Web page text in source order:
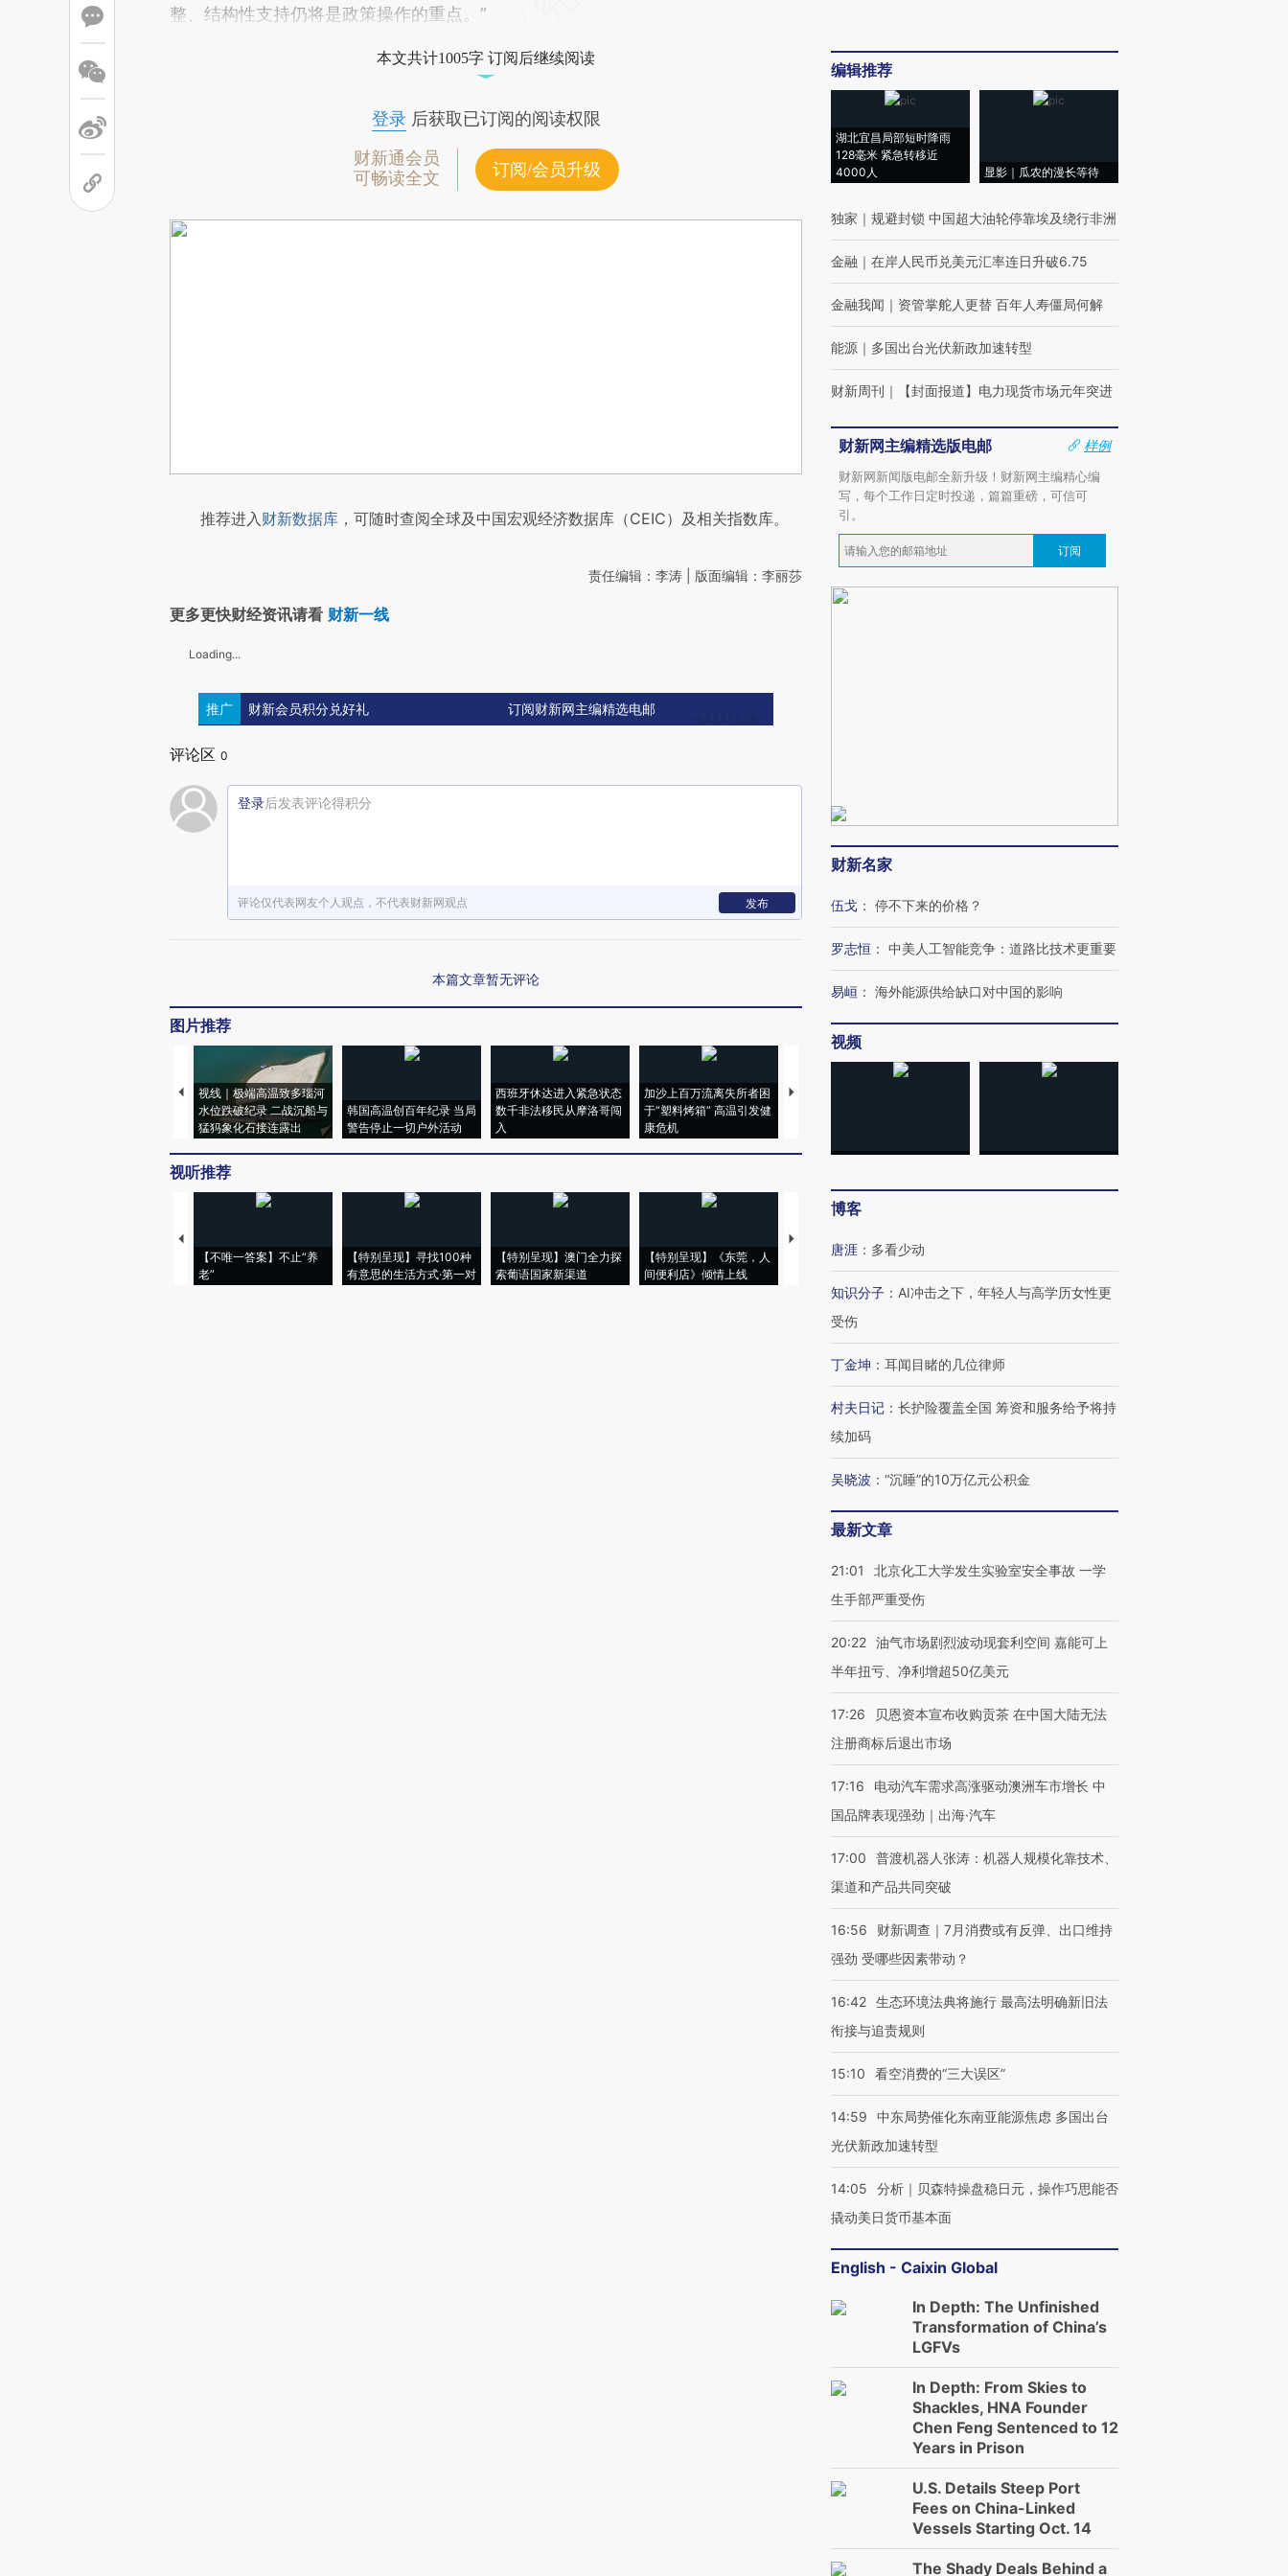
整、结构性支持仍将是政策操作的重点。”
本文共计1005字 订阅后继续阅读
登录后获取已订阅的阅读权限
财新通会员
可畅读全文
订阅/会员升级
推荐进入财新数据库 ，可随时查阅全球及中国宏观经济数据库（CEIC）及相关指数库。
责任编辑：李涛 | 版面编辑：李丽莎
更多更快财经资讯请看 财新一线
Loading...
推广 财新会员积分兑好礼 订阅财新网主编精选电邮
评论区 0
登录后发表评论得积分
评论仅代表网友个人观点，不代表财新网观点 发布
本篇文章暂无评论
图片推荐
视线｜极端高温致多瑙河
水位跌破纪录 二战沉船与
猛犸象化石接连露出
韩国高温创百年纪录 当局
警告停止一切户外活动
西班牙休达进入紧急状态
数千非法移民从摩洛哥闯
入
加沙上百万流离失所者困
于“塑料烤箱” 高温引发健
康危机
视线｜HYROX的吸金
视听推荐
【不唯一答案】不止“养
老”
【特别呈现】寻找100种
有意思的生活方式·第一对
【特别呈现】澳门全力探
索葡语国家新渠道
【特别呈现】《东莞，人
间便利店》倾情上线
【推广】走进第四届链博
会，让数智科技“链”接产
有意思的生活方式·第三对
住三大增长引擎是什么？
编辑推荐
湖北宜昌局部短时降雨
128毫米 紧急转移近
4000人
显影｜瓜农的漫长等待
独家 ｜ 规避封锁 中国超大油轮停靠埃及绕行非洲
金融 ｜ 在岸人民币兑美元汇率连日升破6.75
金融我闻 ｜ 资管掌舵人更替 百年人寿僵局何解
能源 ｜ 多国出台光伏新政加速转型
财新周刊 ｜ 【封面报道】电力现货市场元年突进
财新网主编精选版电邮
样例
财新网新闻版电邮全新升级！财新网主编精心编
写，每个工作日定时投递，篇篇重磅，可信可
引。
订阅
财新名家
伍戈 ： 停不下来的价格？
罗志恒 ： 中美人工智能竞争：道路比技术更重要
易峘 ： 海外能源供给缺口对中国的影响
视频
博客
唐涯 ： 多看少动
知识分子 ： AI冲击之下，年轻人与高学历女性更
受伤
丁金坤 ： 耳闻目睹的几位律师
村夫日记 ： 长护险覆盖全国 筹资和服务给予将持
续加码
吴晓波 ： “沉睡”的10万亿元公积金
最新文章
21:01
北京化工大学发生实验室安全事故 一学
生手部严重受伤
20:22 油气市场剧烈波动现套利空间 嘉能可上
半年扭亏、净利增超50亿美元
17:26
贝恩资本宣布收购贡茶 在中国大陆无法
注册商标后退出市场
17:16
电动汽车需求高涨驱动澳洲车市增长 中
国品牌表现强劲｜出海·汽车
17:00
普渡机器人张涛：机器人规模化靠技术、
渠道和产品共同突破
16:56
财新调查｜7月消费或有反弹、出口维持
强劲 受哪些因素带动？
16:42 生态环境法典将施行 最高法明确新旧法
衔接与追责规则
15:10 看空消费的“三大误区”
14:59
中东局势催化东南亚能源焦虑 多国出台
光伏新政加速转型
14:05
分析｜贝森特操盘稳日元，操作巧思能否
撬动美日货币基本面
English - Caixin Global
In Depth: The Unfinished
Transformation of China’s
LGFVs
In Depth: From Skies to
Shackles, HNA Founder
Chen Feng Sentenced to 12
Years in Prison
U.S. Details Steep Port
Fees on China-Linked
Vessels Starting Oct. 14
The Shady Deals Behind a